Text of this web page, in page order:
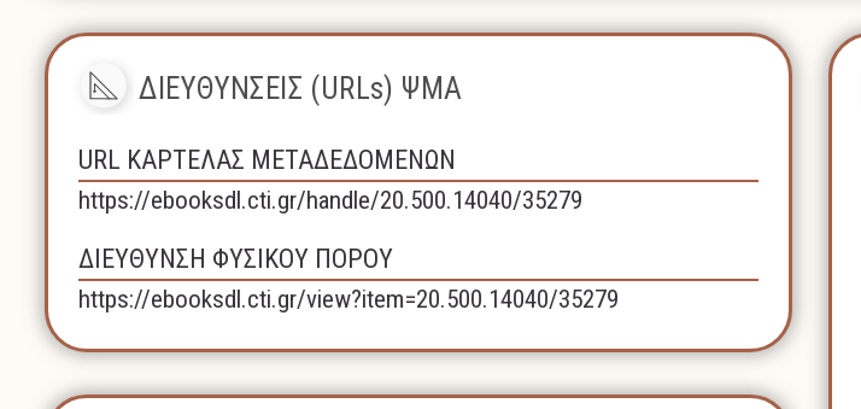
ΔΙΕΥΘΥΝΣΕΙΣ (URLs) ΨΜΑ
URL ΚΑΡΤΕΛΑΣ ΜΕΤΑΔΕΔΟΜΕΝΩΝ
https://ebooksdl.cti.gr/handle/20.500.14040/35279
ΔΙΕΥΘΥΝΣΗ ΦΥΣΙΚΟΥ ΠΟΡΟΥ
https://ebooksdl.cti.gr/view?item=20.500.14040/35279